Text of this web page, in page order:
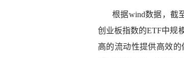
根据wind数据，截
创业板指数的ETF中规
高的流动性提供高效